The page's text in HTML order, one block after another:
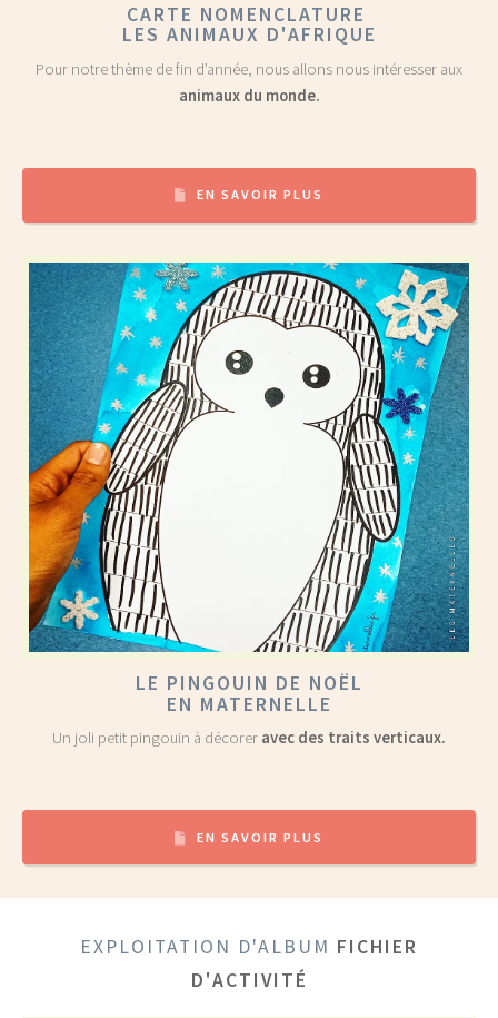
CARTE NOMENCLATURE
LES ANIMAUX D'AFRIQUE
Pour notre thème de fin d’année, nous allons nous intéresser aux
animaux du monde.
EN SAVOIR PLUS
LE PINGOUIN DE NOËL
EN MATERNELLE
Un joli petit pingouin à décorer avec des traits verticaux.
EN SAVOIR PLUS
EXPLOITATION D'ALBUM FICHIER
D'ACTIVITÉ